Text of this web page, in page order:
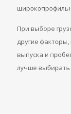
При выборе
другие
выпуска и
лучше выбирать